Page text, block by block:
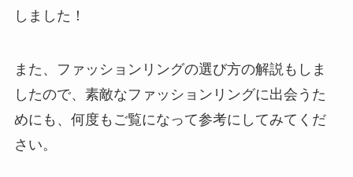
しました！
また、ファッションリングの選び方の解説もしま
したので、素敵なファッションリングに出会うた
めにも、何度もご覧になって参考にしてみてくだ
さい。